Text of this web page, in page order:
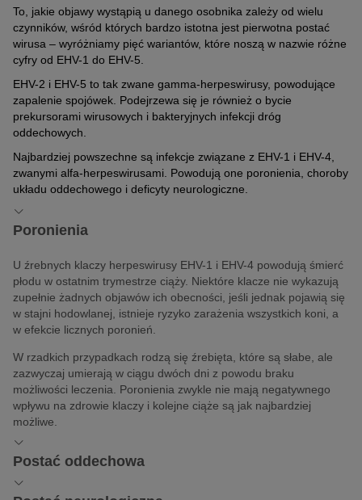
To, jakie objawy wystąpią u danego osobnika zależy od wielu
czynników, wśród których bardzo istotna jest pierwotna postać
wirusa – wyróżniamy pięć wariantów, które noszą w nazwie różne
cyfry od EHV-1 do EHV-5.
EHV-2 i EHV-5 to tak zwane gamma-herpeswirusy, powodujące
zapalenie spojówek. Podejrzewa się je również o bycie
prekursorami wirusowych i bakteryjnych infekcji dróg
oddechowych.
Najbardziej powszechne są infekcje związane z EHV-1 i EHV-4,
zwanymi alfa-herpeswirusami. Powodują one poronienia, choroby
układu oddechowego i deficyty neurologiczne.
Poronienia
U źrebnych klaczy herpeswirusy EHV-1 i EHV-4 powodują śmierć
płodu w ostatnim trymestrze ciąży. Niektóre klacze nie wykazują
zupełnie żadnych objawów ich obecności, jeśli jednak pojawią się
w stajni hodowlanej, istnieje ryzyko zarażenia wszystkich koni, a
w efekcie licznych poronień.
W rzadkich przypadkach rodzą się źrebięta, które są słabe, ale
zazwyczaj umierają w ciągu dwóch dni z powodu braku
możliwości leczenia. Poronienia zwykle nie mają negatywnego
wpływu na zdrowie klaczy i kolejne ciąże są jak najbardziej
możliwe.
Postać oddechowa
Jeśli wirusy atakują górne drogi oddechowe, u chorych pojawia